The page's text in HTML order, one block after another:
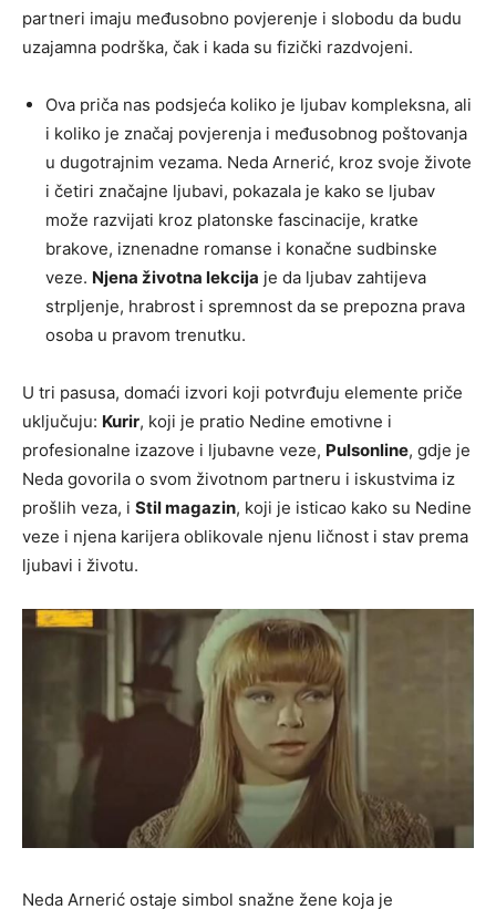
partneri imaju međusobno povjerenje i slobodu da budu
uzajamna podrška, čak i kada su fizički razdvojeni.
Ova priča nas podsjeća koliko je ljubav kompleksna, ali
i koliko je značaj povjerenja i međusobnog poštovanja
u dugotrajnim vezama. Neda Arnerić, kroz svoje živote
i četiri značajne ljubavi, pokazala je kako se ljubav
može razvijati kroz platonske fascinacije, kratke
brakove, iznenadne romanse i konačne sudbinske
veze. Njena životna lekcija je da ljubav zahtijeva
strpljenje, hrabrost i spremnost da se prepozna prava
osoba u pravom trenutku.
U tri pasusa, domaći izvori koji potvrđuju elemente priče
uključuju: Kurir, koji je pratio Nedine emotivne i
profesionalne izazove i ljubavne veze, Pulsonline, gdje je
Neda govorila o svom životnom partneru i iskustvima iz
prošlih veza, i Stil magazin, koji je isticao kako su Nedine
veze i njena karijera oblikovale njenu ličnost i stav prema
ljubavi i životu.
Neda Arnerić ostaje simbol snažne žene koja je